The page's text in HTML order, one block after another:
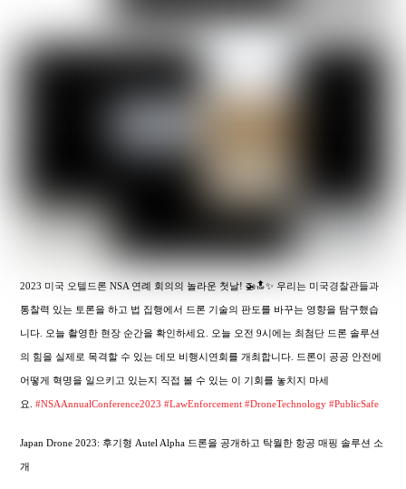
2023 미국 오텔드론 NSA 연례 회의의 놀라운 첫날! 🚁🔝✨ 우리는 미국경찰관들과
통찰력 있는 토론을 하고 법 집행에서 드론 기술의 판도를 바꾸는 영향을 탐구했습
니다. 오늘 촬영한 현장 순간을 확인하세요. 오늘 오전 9시에는 최첨단 드론 솔루션
의 힘을 실제로 목격할 수 있는 데모 비행시연회를 개최합니다. 드론이 공공 안전에
어떻게 혁명을 일으키고 있는지 직접 볼 수 있는 이 기회를 놓치지 마세
요.#NSAAnnualConference2023 #LawEnforcement #DroneTechnology #PublicSafe
Japan Drone 2023: 후기형 Autel Alpha 드론을 공개하고 탁월한 항공 매핑 솔루션 소
개